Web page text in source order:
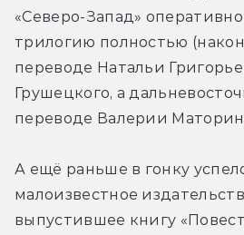
«Северо-Запад»
трилогию полностью
переводе Натальи
Грушецкого, а
переводе Валерии
А ещё раньше в гонку
малоизвестное
выпустившее книгу